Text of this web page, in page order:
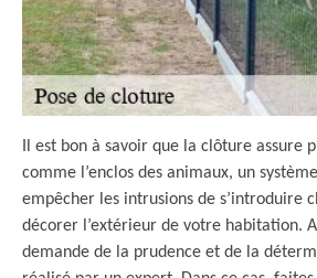
Il est bon à savoir que la clôture assure
comme l’enclos des animaux, un
empêcher les intrusions de s’introduire
décorer l’extérieur de votre habitation.
demande de la prudence et de la